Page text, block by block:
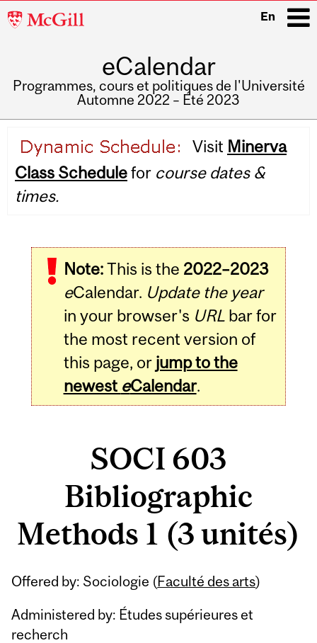
McGill
En
eCalendar
Programmes, cours et politiques de l'Université
Automne 2022 – Été 2023
navigation
Visit Minerva
Class Schedulefor course dates &
times.
Note:This is the 2022–2023
eCalendar. Update the year
in your browser's URLbar for
the most recent version of
this page, or jump to the
newest eCalendar.
SOCI 603
Bibliographic
Methods 1 (3 unités)
Offered by: Sociologie (Faculté des arts)
Administered by: Études supérieures et
recherch
Related
Content